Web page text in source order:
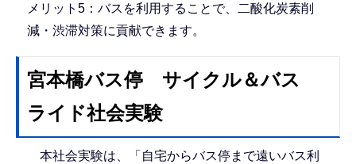
メリット5：バスを利用することで、二酸化炭素削
減・渋滞対策に貢献できます。
宮本橋バス停 サイクル＆バス
ライド社会実験
本社会実験は、「自宅からバス停まで遠いバス利